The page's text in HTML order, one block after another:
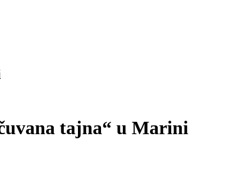
tajna“ u Marini